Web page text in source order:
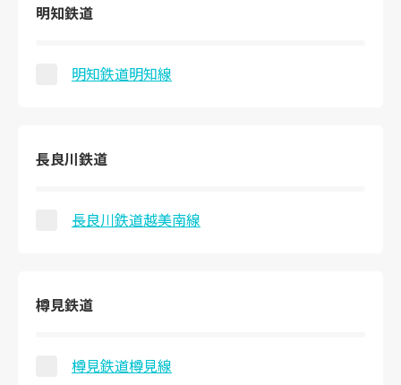
明知鉄道
明知鉄道明知線
長良川鉄道
長良川鉄道越美南線
樽見鉄道
樽見鉄道樽見線